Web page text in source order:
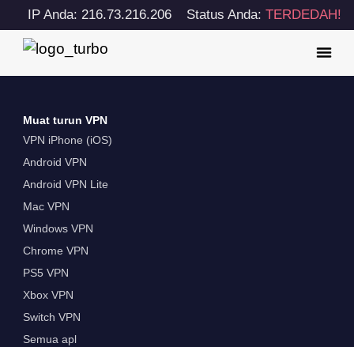
IP Anda: 216.73.216.206 Status Anda:TERDEDAH!
Muat turun VPN
VPN iPhone (iOS)
Android VPN
Android VPN Lite
Mac VPN
Windows VPN
Chrome VPN
PS5 VPN
Xbox VPN
Switch VPN
Semua apl